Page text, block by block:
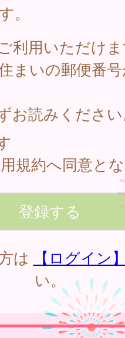
。
利用いただけ
まいの郵便番
お読みくださ
規約へ同意と
は
【ログイン
い。